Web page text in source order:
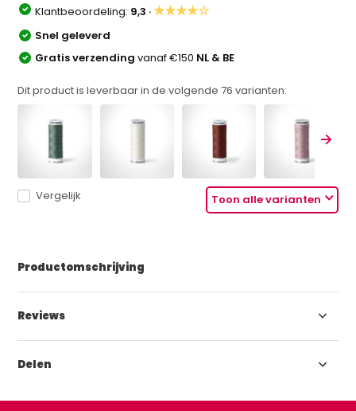
Klantbeoordeling: 9,3 ·★★★★☆
Snel geleverd
Gratis verzendingvanaf €150 NL & BE
Dit product is leverbaar in de volgende76 varianten:
Toon alle varianten
Vergelijk
Productomschrijving
Reviews
Delen